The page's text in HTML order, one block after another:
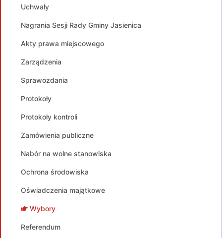
Uchwały
Nagrania Sesji Rady Gminy Jasienica
Akty prawa miejscowego
Zarządzenia
Sprawozdania
Protokoły
Protokoły kontroli
Zamówienia publiczne
Nabór na wolne stanowiska
Ochrona środowiska
Oświadczenia majątkowe
Wybory
Referendum